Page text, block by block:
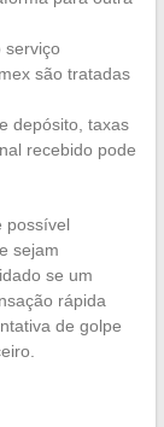
serviço
são tratadas
depósito, taxas
recebido pode
possível
sejam
se um
rápida
de golpe